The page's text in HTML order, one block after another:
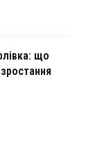
що